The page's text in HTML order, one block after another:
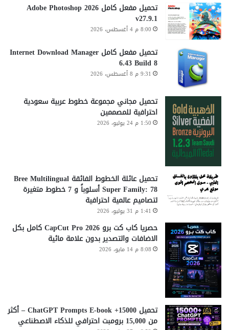
تحميل مفعل كامل Adobe Photoshop 2026
v27.9.1
8:00 م 4 أغسطس، 2026
تحميل مفعل كامل Internet Download Manager
6.43 Build 8
9:31 م 8 أغسطس، 2026
تحميل مجاني مجموعة خطوط عربية سعودية
احترافية للمصممين
1:50 م 24 يوليو، 2026
تحميل عائلة الخطوط الفائقة Bree Multilingual
Super Family: 78 أسلوباً و 7 خطوط متغيرة
لتصاميم عالمية احترافية
1:41 م 31 يوليو، 2026
حصريا كاب كت برو CapCut Pro 2026 كامل بكل
الاضافات والتصدير بدون علامة مائية
8:08 م 14 مايو، 2026
تحميل 15000+ ChatGPT Prompts E-book – أكثر
من 15,000 برومبت احترافي للذكاء الاصطناعي